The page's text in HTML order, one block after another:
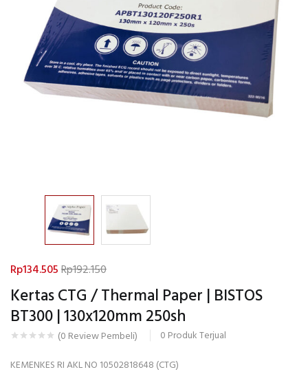
Lupa Password?
Kertas CTG / Thermal Paper | BISTOS
BT300 | 130x120mm 250sh
(0 Review Pembeli) 0 Produk Terjual
Rp134.505Rp192.150
KEMENKES RI AKL NO 10502818648 (CTG)